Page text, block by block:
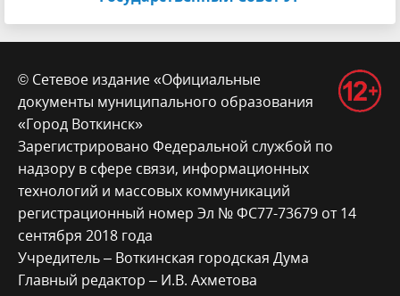
© Сетевое издание «Официальные
документы муниципального образования
«Город Воткинск»
Зарегистрировано Федеральной службой по
надзору в сфере связи, информационных
технологий и массовых коммуникаций
регистрационный номер Эл № ФС77-73679 от 14
сентября 2018 года
Учредитель – Воткинская городская Дума
Главный редактор – И.В. Ахметова